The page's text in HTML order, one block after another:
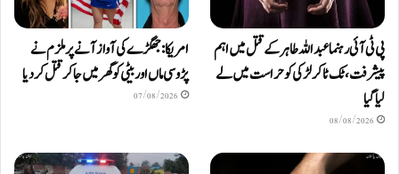
پی ٹی آئی رہنما عبداللہ طاہر کے قتل میں اہم
پیشرفت، ٹک ٹاکر لڑکی کو حراست میں لے
لیا گیا
08/08/2026
امریکا: جھگڑے کی آواز آنے پر ملزم نے
پڑوسی ماں اور بیٹی کو گھر میں جا کر قتل کر دیا
07/08/2026